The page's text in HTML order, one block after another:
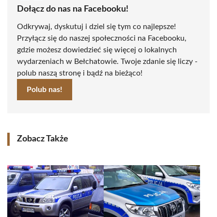
Dołącz do nas na Facebooku!
Odkrywaj, dyskutuj i dziel się tym co najlepsze!
Przyłącz się do naszej społeczności na Facebooku,
gdzie możesz dowiedzieć się więcej o lokalnych
wydarzeniach w Bełchatowie. Twoje zdanie się liczy -
polub naszą stronę i bądź na bieżąco!
Polub nas!
Zobacz Także